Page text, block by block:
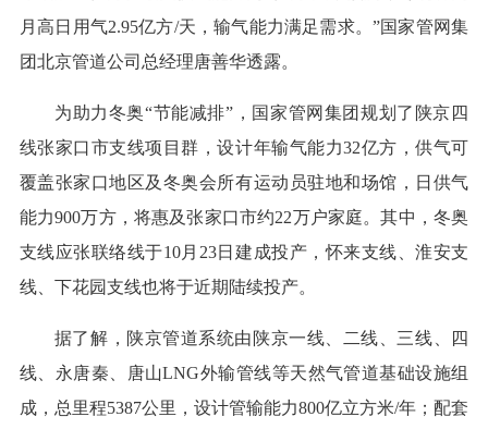
月高日用气2.95亿方/天，输气能力满足需求。”国家管网集
团北京管道公司总经理唐善华透露。
为助力冬奥“节能减排”，国家管网集团规划了陕京四
线张家口市支线项目群，设计年输气能力32亿方，供气可
覆盖张家口地区及冬奥会所有运动员驻地和场馆，日供气
能力900万方，将惠及张家口市约22万户家庭。其中，冬奥
支线应张联络线于10月23日建成投产，怀来支线、淮安支
线、下花园支线也将于近期陆续投产。
据了解，陕京管道系统由陕京一线、二线、三线、四
线、永唐秦、唐山LNG外输管线等天然气管道基础设施组
成，总里程5387公里，设计管输能力800亿立方米/年；配套